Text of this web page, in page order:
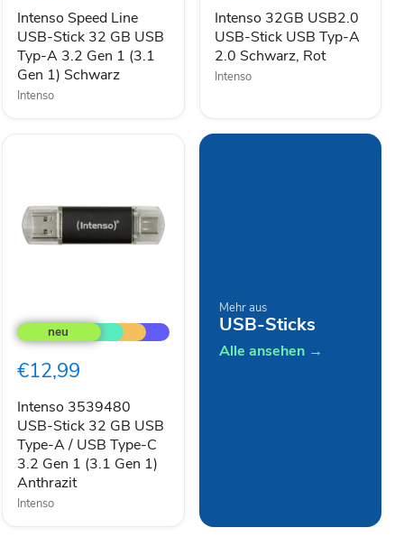
GB
USB
Typ-
A
3.2
Gen
Intenso Speed Line
USB-Stick 32 GB USB
Typ-A 3.2 Gen 1 (3.1
Gen 1) Schwarz
Intenso
Typ-
A
2.0
Schwarz,
Rot
Intenso 32GB USB2.0
USB-Stick USB Typ-A
2.0 Schwarz, Rot
Intenso
3539480
USB-
32
USB
Type-
A
/
USB
Type-
C
€12,99
Intenso 3539480
USB-Stick 32 GB USB
Type-A / USB Type-C
3.2 Gen 1 (3.1 Gen 1)
Anthrazit
Intenso
Mehr aus
USB-Sticks
Alle ansehen →